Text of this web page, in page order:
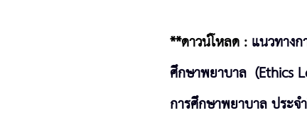
**ดาวน์โหลด :แนวทาง
ศึกษาพยาบาล (Ethics
การศึกษาพยาบาล ประ